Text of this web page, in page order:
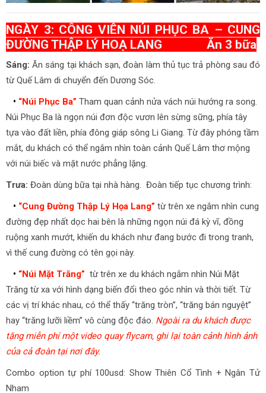
NGÀY 3: CÔNG VIÊN NÚI PHỤC BA – CUNG
ĐƯỜNG THẬP LÝ HOẠ LANG Ăn 3 bữa
Sáng: Ăn sáng tại khách sạn, đoàn làm thủ tục trả phòng sau đó
từ Quế Lâm di chuyển đến Dương Sóc.
• “Núi Phục Ba” Tham quan cảnh nửa vách núi hướng ra song.
Núi Phục Ba là ngọn núi đơn độc vươn lên sừng sững, phía tây
tựa vào đất liền, phía đông giáp sông Li Giang. Từ đây phóng tầm
mắt, du khách có thể ngắm nhìn toàn cảnh Quế Lâm thơ mộng
với núi biếc và mặt nước phẳng lặng.
Trưa: Đoàn dùng bữa tại nhà hàng. Đoàn tiếp tục chương trình:
• “Cung Đường Thập Lý Họa Lang” từ trên xe ngắm nhìn cung
đường đẹp nhất dọc hai bên là những ngọn núi đá kỳ vĩ, đồng
ruộng xanh mướt, khiến du khách như đang bước đi trong tranh,
vì thế cung đường có tên gọi này.
• “Núi Mặt Trăng” từ trên xe du khách ngắm nhìn Núi Mặt
Trăng từ xa với hình dạng biến đổi theo góc nhìn và thời tiết. Từ
các vị trí khác nhau, có thể thấy “trăng tròn”, “trăng bán nguyệt”
hay “trăng lưỡi liềm” vô cùng độc đáo. Ngoài ra du khách được
tặng miễn phí một video quay flycam, ghi lại toàn cảnh hình ảnh
của cả đoàn tại nơi đây.
Combo option tự phí 100usd: Show Thiên Cổ Tình + Ngân Tử
Nham